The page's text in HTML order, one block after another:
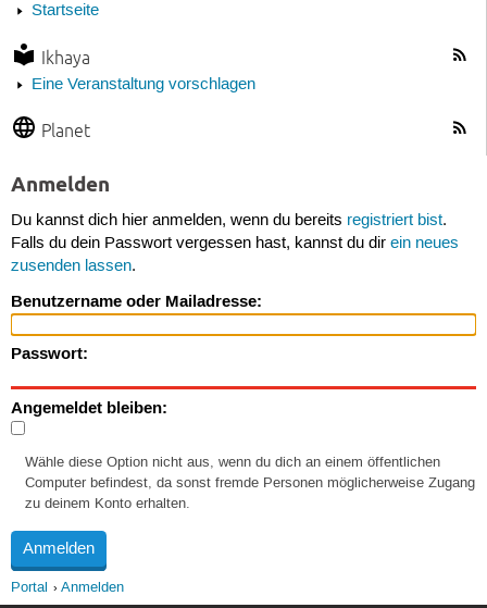
Startseite
Ikhaya
Eine Veranstaltung vorschlagen
Planet
Anmelden
Du kannst dich hier anmelden, wenn du bereits registriert bist.
Falls du dein Passwort vergessen hast, kannst du dir ein neues
zusenden lassen.
Benutzername oder Mailadresse:
Passwort:
Angemeldet bleiben:
Wähle diese Option nicht aus, wenn du dich an einem öffentlichen
Computer befindest, da sonst fremde Personen möglicherweise Zugang
zu deinem Konto erhalten.
Portal Anmelden